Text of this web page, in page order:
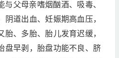
与父母亲嗜烟酗酒、吸毒、
阴道出血、妊娠期高血压，
胎、多胎、胎儿发育迟缓，
盘早剥，胎盘功能不良、脐